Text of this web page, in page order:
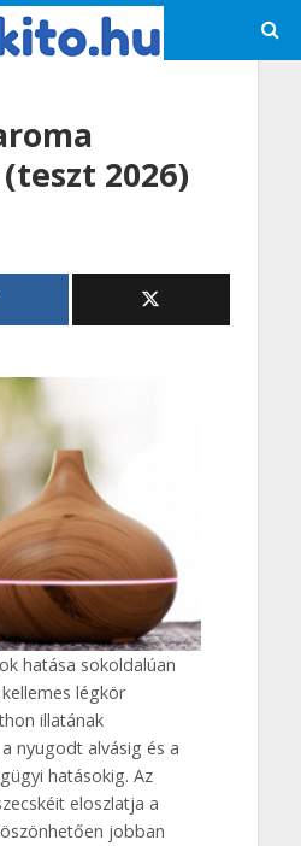
2026)
hatása sokoldalúan
légkör
illatának
nyugodt alvásig és a
hatásokig. Az
eloszlatja a
jobban